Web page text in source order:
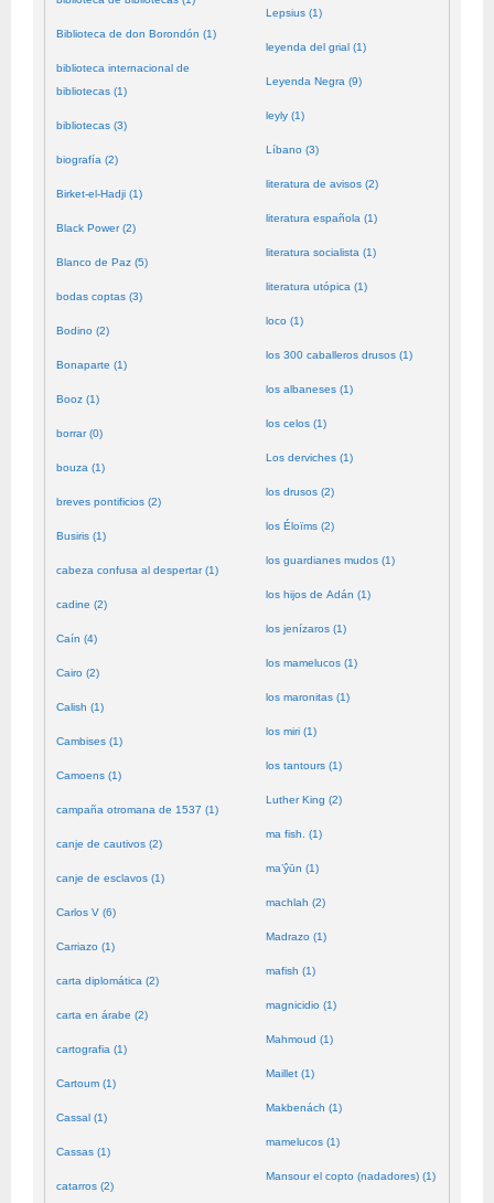
Biblioteca de don Borondón (1)
biblioteca internacional de
bibliotecas (1)
bibliotecas (3)
biografía (2)
Birket-el-Hadji (1)
Black Power (2)
Blanco de Paz (5)
bodas coptas (3)
Bodino (2)
Bonaparte (1)
Booz (1)
borrar (0)
bouza (1)
breves pontificios (2)
Busiris (1)
cabeza confusa al despertar (1)
cadine (2)
Caín (4)
Cairo (2)
Calish (1)
Cambises (1)
Camoens (1)
campaña otromana de 1537 (1)
canje de cautivos (2)
canje de esclavos (1)
Carlos V (6)
Carriazo (1)
carta diplomática (2)
carta en árabe (2)
cartografia (1)
Cartoum (1)
Cassal (1)
Cassas (1)
catarros (2)
Lepsius (1)
leyenda del grial (1)
Leyenda Negra (9)
leyly (1)
Líbano (3)
literatura de avisos (2)
literatura española (1)
literatura socialista (1)
literatura utópica (1)
loco (1)
los 300 caballeros drusos (1)
los albaneses (1)
los celos (1)
Los derviches (1)
los drusos (2)
los Éloïms (2)
los guardianes mudos (1)
los hijos de Adán (1)
los jenízaros (1)
los mamelucos (1)
los maronitas (1)
los miri (1)
los tantours (1)
Luther King (2)
ma fish. (1)
ma’ŷūn (1)
machlah (2)
Madrazo (1)
mafish (1)
magnicidio (1)
Mahmoud (1)
Maillet (1)
Makbenách (1)
mamelucos (1)
Mansour el copto (nadadores) (1)